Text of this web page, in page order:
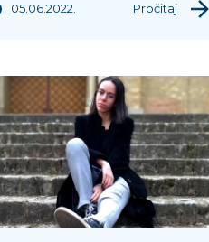
05.06.2022. Pročitaj